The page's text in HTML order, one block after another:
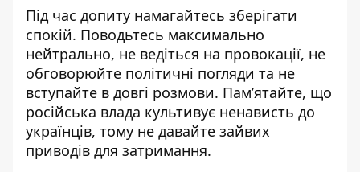
Під час допиту намагайтесь зберігати
спокій. Поводьтесь максимально
нейтрально, не ведіться на провокації, не
обговорюйте політичні погляди та не
вступайте в довгі розмови. Пам’ятайте, що
російська влада культивує ненависть до
українців, тому не давайте зайвих
приводів для затримання.